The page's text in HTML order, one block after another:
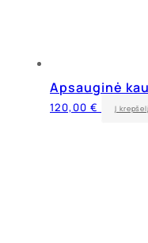
Apsauginė
120,00 € Į krepšelį